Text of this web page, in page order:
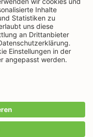
auf YouTubeauf Pinterest
Naturkost auf LinkedIn
seit 1974.